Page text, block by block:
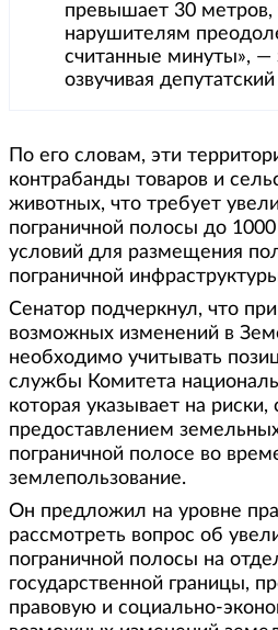
превышает 30 метров,
нарушителям
считанные минуты», —
озвучивая
По его словам, эти
контрабанды товаров и
животных, что требует
пограничной полосы до
условий для размещения
пограничной
Сенатор подчеркнул, что
возможных изменений в
необходимо учитывать
службы Комитета
которая указывает на риски,
предоставлением
пограничной полосе во
землепользование.
Он предложил на уровне
рассмотреть вопрос об
пограничной полосы на
государственной границы,
правовую и социально-